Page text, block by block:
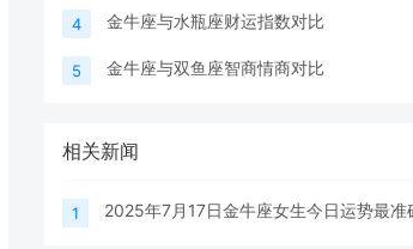
4 金牛座与水瓶座财运指数对比
5 金牛座与双鱼座智商情商对比
相关新闻
1 2025年7月17日金牛座女生今日运势最准